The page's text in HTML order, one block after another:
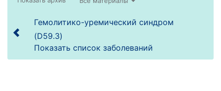
Гемолитико-уремический синдром
(D59.3)
Показать список заболеваний